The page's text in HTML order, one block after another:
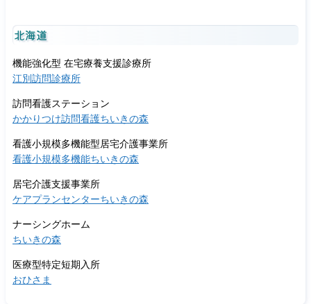
北海道
機能強化型 在宅療養支援診療所
江別訪問診療所
訪問看護ステーション
かかりつけ訪問看護ちいきの森
看護小規模多機能型居宅介護事業所
看護小規模多機能ちいきの森
居宅介護支援事業所
ケアプランセンターちいきの森
ナーシングホーム
ちいきの森
医療型特定短期入所
おひさま